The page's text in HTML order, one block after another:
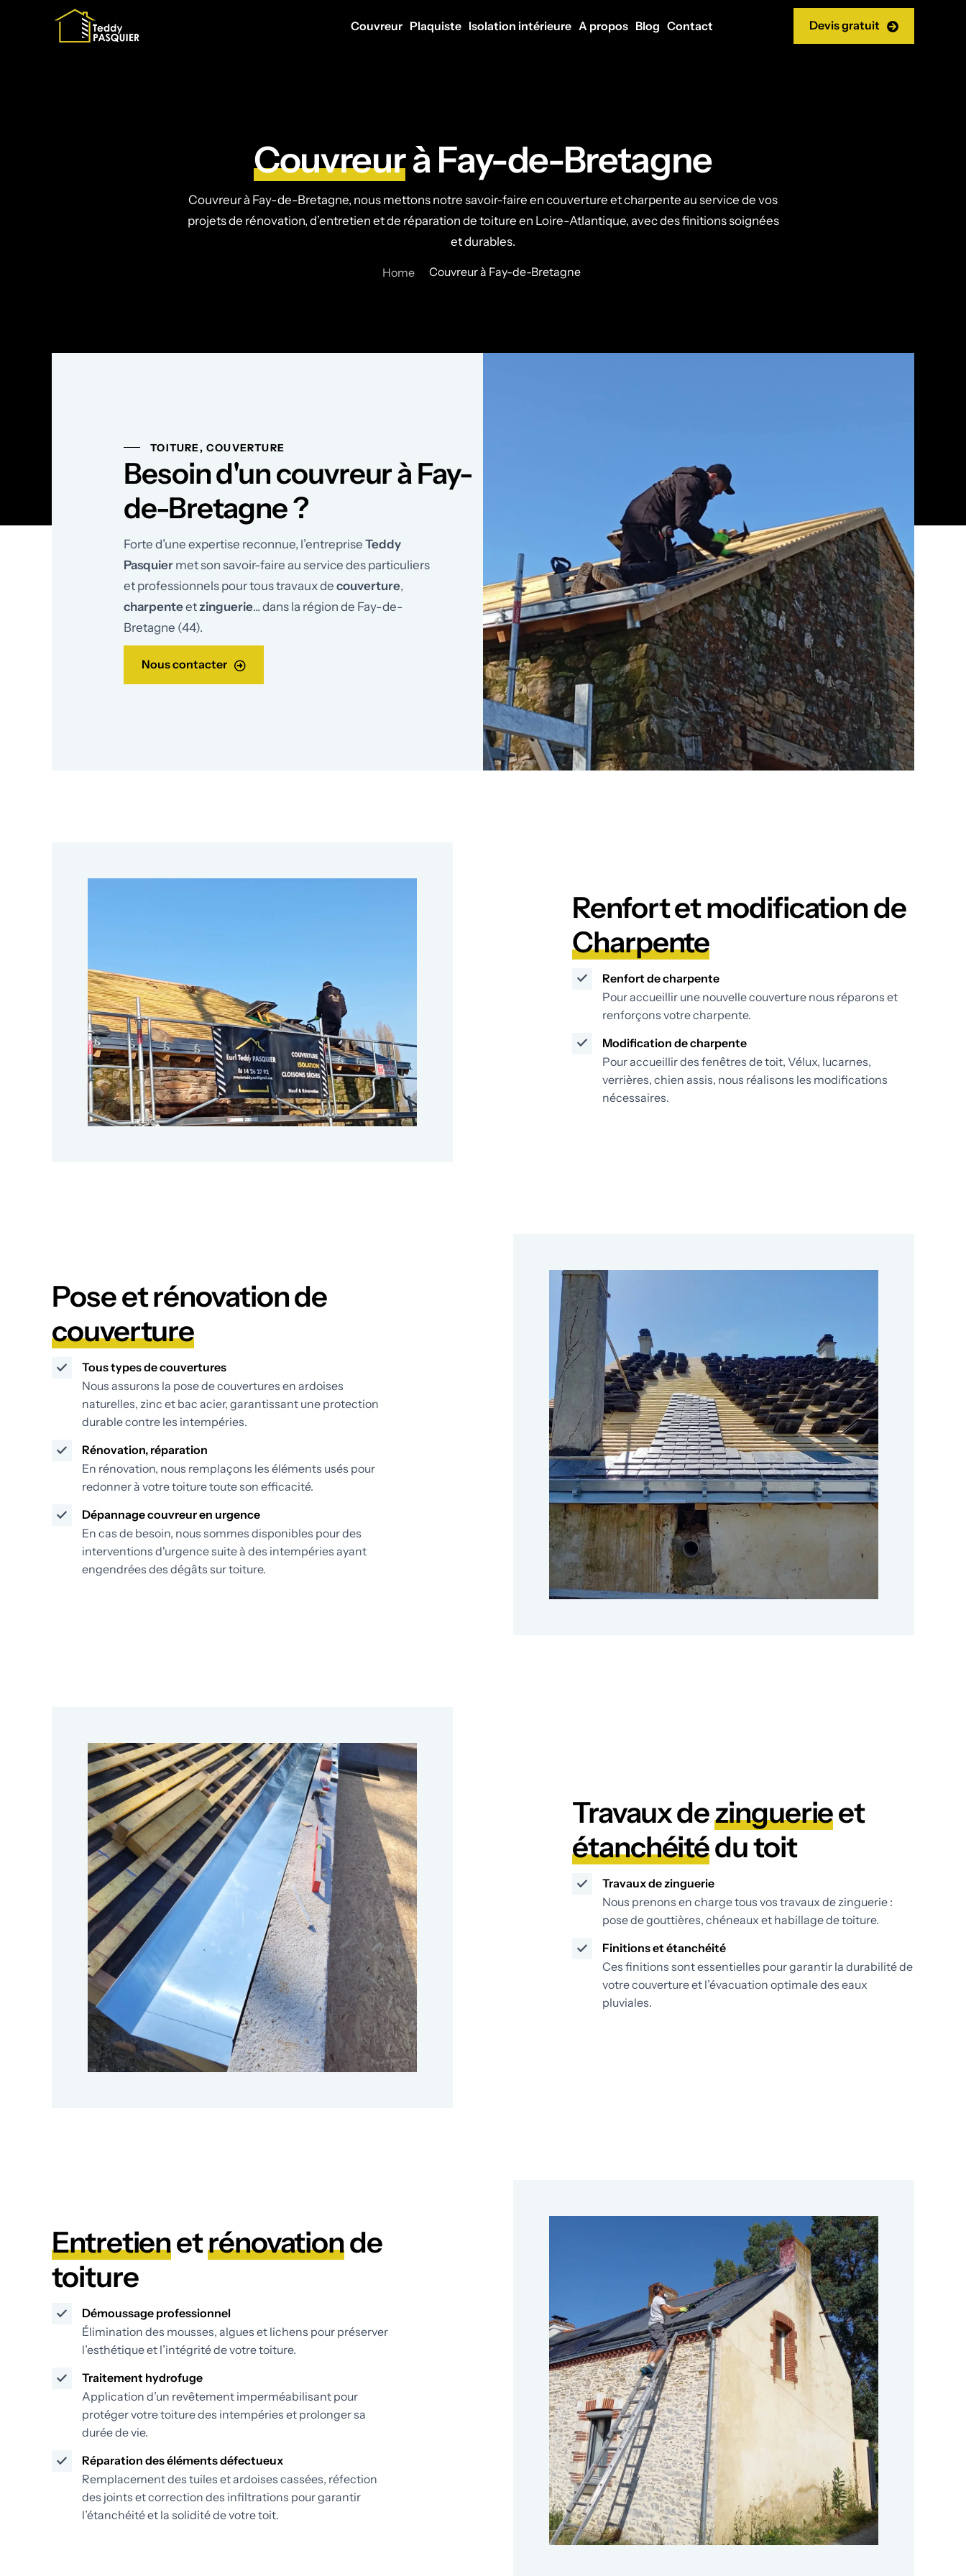
Couvreur Plaquiste Isolation intérieure A propos Blog Contact Devis gratuit
Couvreurà Fay-de-Bretagne
Couvreur à Fay-de-Bretagne, nous mettons notre savoir-faire en couverture et charpente au service de vos
projets de rénovation, d’entretien et de réparation de toiture en Loire-Atlantique, avec des finitions soignées
et durables.
Home Couvreur à Fay-de-Bretagne
TOITURE, COUVERTURE
Besoin d'un couvreur à Fay-
de-Bretagne ?
Forte d’une expertise reconnue, l’entreprise Teddy
Pasquier met son savoir-faire au service des particuliers
et professionnels pour tous travaux de couverture,
charpenteetzinguerie... dans la région de Fay-de-
Bretagne (44).
Nous contacter
Renfort et modification de
Charpente
Renfort de charpente
Pour accueillir une nouvelle couverture nous réparons et
renforçons votre charpente.
Modification de charpente
Pour accueillir des fenêtres de toit, Vélux, lucarnes,
verrières, chien assis, nous réalisons les modifications
nécessaires.
Pose et rénovation de
couverture
Tous types de couvertures
Nous assurons la pose de couvertures en ardoises
naturelles, zinc et bac acier, garantissant une protection
durable contre les intempéries.
Rénovation, réparation
En rénovation, nous remplaçons les éléments usés pour
redonner à votre toiture toute son efficacité.
Dépannage couvreur en urgence
En cas de besoin, nous sommes disponibles pour des
interventions d'urgence suite à des intempéries ayant
engendrées des dégâts sur toiture.
Travaux dezinguerieet
étanchéitédu toit
Travaux de zinguerie
Nous prenons en charge tous vos travaux de zinguerie :
pose de gouttières, chéneaux et habillage de toiture.
Finitions et étanchéité
Ces finitions sont essentielles pour garantir la durabilité de
votre couverture et l’évacuation optimale des eaux
pluviales.
Entretienetrénovationde
toiture
Démoussage professionnel
Élimination des mousses, algues et lichens pour préserver
l’esthétique et l’intégrité de votre toiture.
Traitement hydrofuge
Application d’un revêtement imperméabilisant pour
protéger votre toiture des intempéries et prolonger sa
durée de vie.
Réparation des éléments défectueux
Remplacement des tuiles et ardoises cassées, réfection
des joints et correction des infiltrations pour garantir
l’étanchéité et la solidité de votre toit.